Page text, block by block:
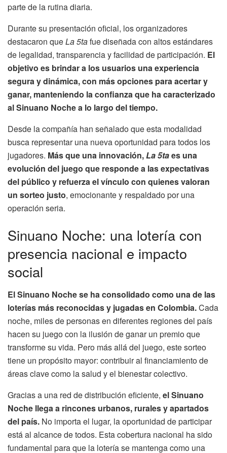
parte de la rutina diaria.
Durante su presentación oficial, los organizadores
destacaron queLa 5tafue diseñada con altos estándares
de legalidad, transparencia y facilidad de participación. El
objetivo es brindar a los usuarios una experiencia
segura y dinámica, con más opciones para acertar y
ganar, manteniendo la confianza que ha caracterizado
al Sinuano Noche a lo largo del tiempo.
Desde la compañía han señalado que esta modalidad
busca representar una nueva oportunidad para todos los
jugadores. Más que una innovación,La 5taes una
evolución del juego que responde a las expectativas
del público y refuerza el vínculo con quienes valoran
un sorteo justo, emocionante y respaldado por una
operación seria.
Sinuano Noche: una lotería con
presencia nacional e impacto
social
El Sinuano Noche se ha consolidado como una de las
loterías más reconocidas y jugadas en Colombia.Cada
noche, miles de personas en diferentes regiones del país
hacen su juego con la ilusión de ganar un premio que
transforme su vida. Pero más allá del juego, este sorteo
tiene un propósito mayor: contribuir al financiamiento de
áreas clave como la salud y el bienestar colectivo.
Gracias a una red de distribución eficiente, el Sinuano
Noche llega a rincones urbanos, rurales y apartados
del país. No importa el lugar, la oportunidad de participar
está al alcance de todos. Esta cobertura nacional ha sido
fundamental para que la lotería se mantenga como una